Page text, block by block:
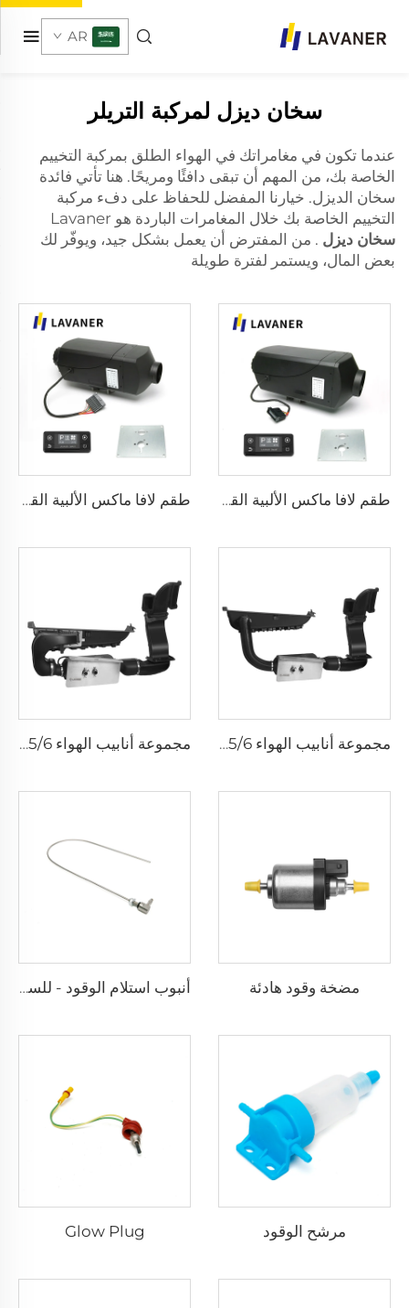
AR
سخان ديزل لمركبة التريلر
عندما تكون في مغامراتك في الهواء الطلق بمركبة التخييم
الخاصة بك، من المهم أن تبقى دافئًا ومريحًا. هنا تأتي فائدة
سخان الديزل. خيارنا المفضل للحفاظ على دفء مركبة
التخييم الخاصة بك خلال المغامرات الباردة هو Lavaner
سخان ديزل . من المفترض أن يعمل بشكل جيد، ويوفّر لك
بعض المال، ويستمر لفترة طويلة
طقم لافا ماكس الألبية القياسي بقدرة ٥ كيلوواط طقم لافا ماكس الألبية القياسي بقدرة ٢ كيلوواط
مجموعة أنابيب الهواء T5/6 - قياسي مجموعة أنابيب الهواء T5/6 - فاخر
مضخة وقود هادئة أنبوب استلام الوقود - للسيارة والشاحنة
مرشح الوقود Glow Plug